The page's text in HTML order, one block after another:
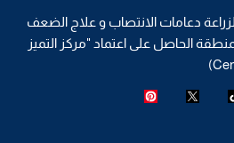
دعامات الانتصاب و علاج الضعف
الحاصل على اعتماد "مركز التميز